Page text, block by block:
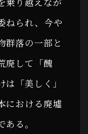
ねられ、今や
群落の一部と
廃して「醜
「美しく」
における廃墟
る。